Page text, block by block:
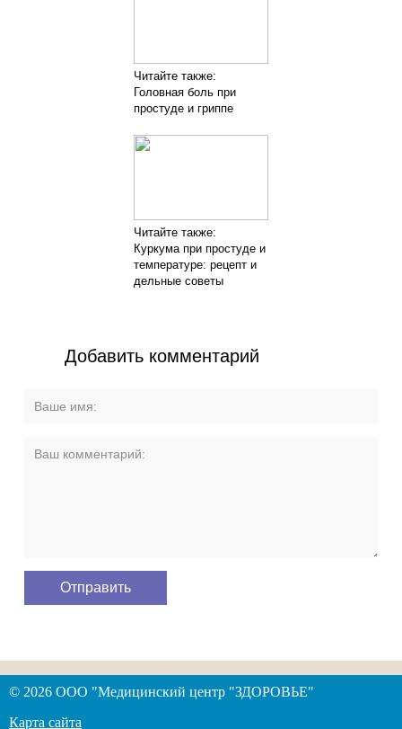
Читайте также:
Головная боль при
простуде и гриппе
Читайте также:
Куркума при простуде и
температуре: рецепт и
дельные советы
Добавить комментарий
© 2026 ООО "Медицинский центр "ЗДОРОВЬЕ"
Карта сайта